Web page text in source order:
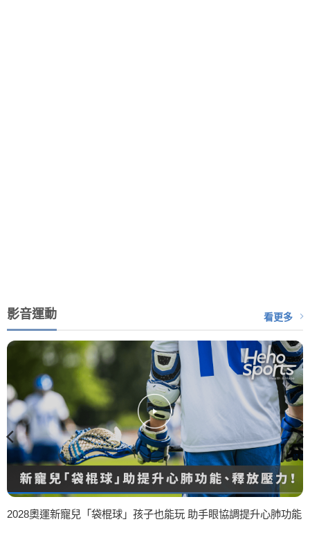
影音運動 看更多
2028奧運新寵兒「袋棍球」孩子也能玩 助手眼協調提升心肺功能